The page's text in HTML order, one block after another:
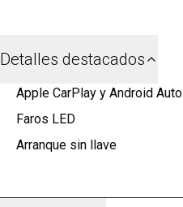
Detalles destacados
Apple CarPlay y Android Auto
Faros LED
Arranque sin llave